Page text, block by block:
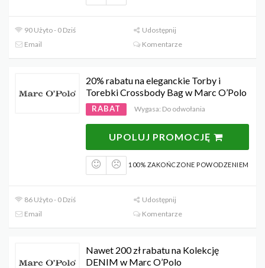
90 Użyto - 0 Dziś
Udostępnij
Email
Komentarze
20% rabatu na eleganckie Torby i
Torebki Crossbody Bag w Marc O’Polo
RABAT Wygasa: Do odwołania
UPOLUJ PROMOCJĘ
100% ZAKOŃCZONE POWODZENIEM
86 Użyto - 0 Dziś
Udostępnij
Email
Komentarze
Nawet 200 zł rabatu na Kolekcję
DENIM w Marc O’Polo